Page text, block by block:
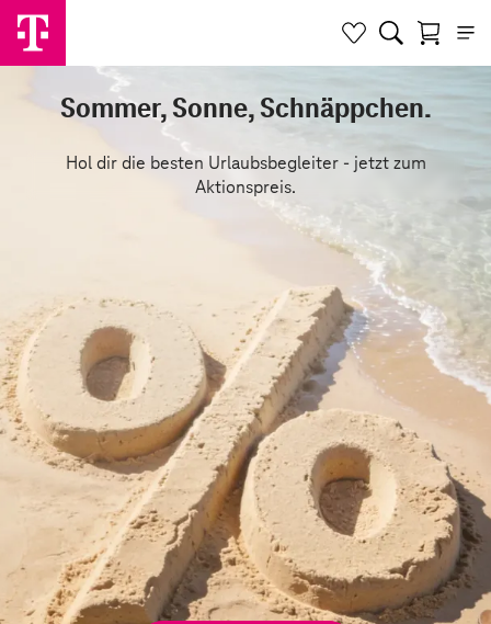
Sommer, Sonne, Schnäppchen.
Hol dir die besten Urlaubsbegleiter - jetzt zum
Aktionspreis.